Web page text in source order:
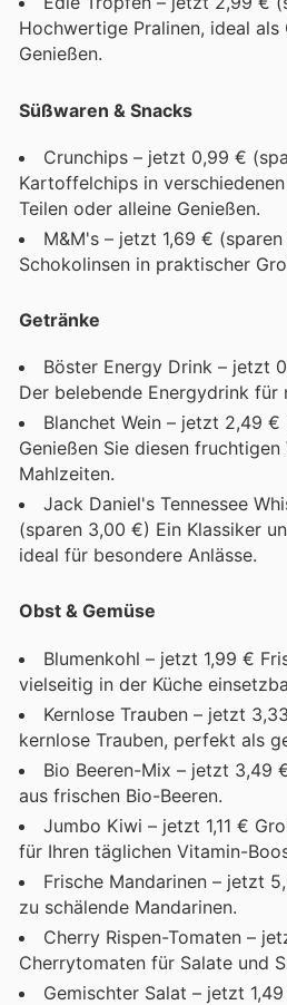
Hochwertige Pralinen, ideal als
Genießen.
Süßwaren & Snacks
Crunchips – jetzt 0,99 €
Kartoffelchips in
Teilen oder alleine Genießen.
M&M's – jetzt 1,69 €
Schokolinsen in praktischer
Getränke
Böster Energy Drink – jetzt
Der belebende Energydrink für
Blanchet Wein – jetzt 2,49 €
Genießen Sie diesen fruchtigen
Mahlzeiten.
Jack Daniel's Tennessee
(sparen 3,00 €) Ein Klassiker
ideal für besondere Anlässe.
Obst & Gemüse
Blumenkohl – jetzt 1,99 €
vielseitig in der Küche
Kernlose Trauben – jetzt
kernlose Trauben, perfekt als
Bio Beeren-Mix – jetzt 3,49
aus frischen Bio-Beeren.
Jumbo Kiwi – jetzt 1,11 €
für Ihren täglichen Vitamin-
Frische Mandarinen – jetzt
zu schälende Mandarinen.
Cherry Rispen-Tomaten –
Cherrytomaten für Salate und
Gemischter Salat – jetzt